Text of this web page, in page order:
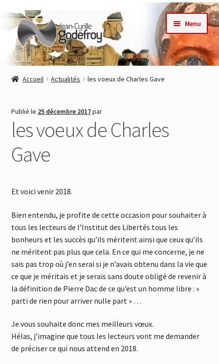
Aller
à
la
navigation
Aller
au
contenu
Menu
Accueil
Auteurs
Commande
Accueil Actualités les voeux de Charles Gave
Publié le 25 décembre 2017par
les voeux de Charles
Gave
Et voici venir 2018.
Bien entendu, je profite de cette occasion pour souhaiter à
tous les lecteurs de l’Institut des Libertés tous les
bonheurs et les succès qu’ils méritent ainsi que ceux qu’ils
ne méritent pas plus que cela. En ce qui me concerne, je ne
sais pas trop où j’en serai si je n’avais obtenu dans la vie que
ce que je méritais et je serais sans doute obligé de revenir à
la définition de Pierre Dac de ce qu’est un homme libre : «
parti de rien pour arriver nulle part » …
Je vous souhaite donc mes meilleurs vœux.
Hélas, j’imagine que tous les lecteurs vont me demander
de préciser ce qui nous attend en 2018.